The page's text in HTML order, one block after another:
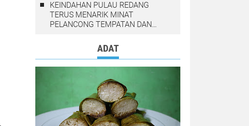
KEINDAHAN PULAU REDANG
TERUS MENARIK MINAT
PELANCONG TEMPATAN DAN
ADAT